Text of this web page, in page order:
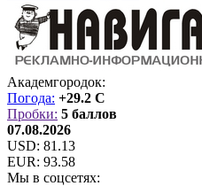
Академгородок:
Погода: +29.2 C
Пробки: 5 баллов
07.08.2026
USD: 81.13
EUR: 93.58
Мы в соцсетях: